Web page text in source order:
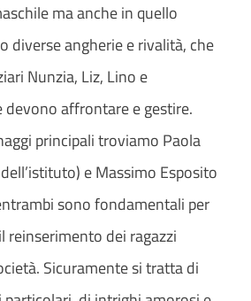
ma anche in quello
diverse angherie e rivalità, che
Nunzia, Liz, Lino e
devono affrontare e gestire.
principali troviamo Paola
e Massimo Esposito
sono fondamentali per
reinserimento dei ragazzi
Sicuramente si tratta di